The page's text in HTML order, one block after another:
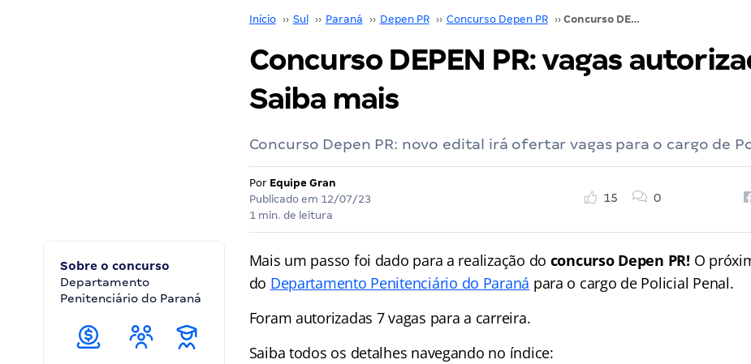
Início ›› Sul ›› Paraná ›› Depen PR ›› Concurso Depen PR ›› Concurso DEPEN PR: vagas autorizadas! Saiba mais
Concurso DEPEN PR: vagas
Saiba mais
Concurso Depen PR: novo edital irá ofertar vagas para o cargo de
Por Equipe Gran
Publicado em 12/07/23
1 min. de leitura
15 0
Sobre o concurso
Departamento
Penitenciário do Paraná
Mais um passo foi dado para a realização do concurso Depen PR! O
do Departamento Penitenciário do Paraná para o cargo de Policial Penal.
Foram autorizadas 7 vagas para a carreira.
Saiba todos os detalhes navegando no índice: